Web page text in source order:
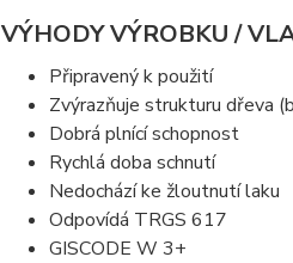
VÝHODY VÝROBKU /
Připravený k použití
Zvýrazňuje strukturu dřeva
Dobrá plnící schopnost
Rychlá doba schnutí
Nedochází ke žloutnutí laku
Odpovídá TRGS 617
GISCODE W 3+